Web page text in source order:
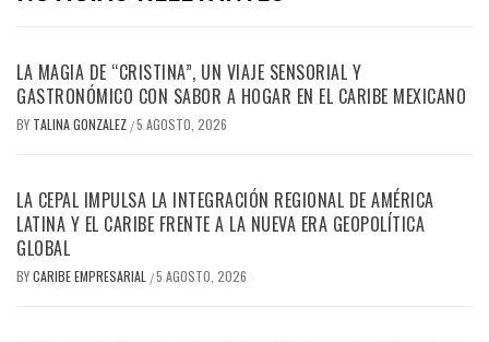
LA MAGIA DE “CRISTINA”, UN VIAJE SENSORIAL Y
GASTRONÓMICO CON SABOR A HOGAR EN EL CARIBE MEXICANO
BY TALINA GONZALEZ /5 AGOSTO, 2026
LA CEPAL IMPULSA LA INTEGRACIÓN REGIONAL DE AMÉRICA
LATINA Y EL CARIBE FRENTE A LA NUEVA ERA GEOPOLÍTICA
GLOBAL
BYCARIBE EMPRESARIAL /5 AGOSTO, 2026